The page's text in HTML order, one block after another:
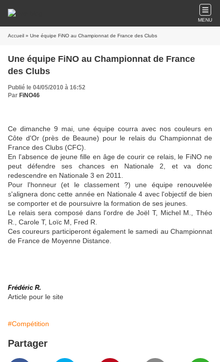
MENU
Accueil » Une équipe FiNO au Championnat de France des Clubs
Une équipe FiNO au Championnat de France
des Clubs
Publié le 04/05/2010 à 16:52
Par FiNO46
Ce dimanche 9 mai, une équipe courra avec nos couleurs en
Côte d'Or (près de Beaune) pour le relais du Championnat de
France des Clubs (CFC).
En l'absence de jeune fille en âge de courir ce relais, le FiNO ne
peut défendre ses chances en Nationale 2, et va donc
redescendre en Nationale 3 en 2011.
Pour l'honneur (et le classement ?) une équipe renouvelée
s'alignera donc cette année en Nationale 4 avec l'objectif de bien
se comporter et de poursuivre la formation de ses jeunes.
Le relais sera composé dans l'ordre de Joël T, Michel M., Théo
R., Carole T, Loïc M, Fred R.
Ces coureurs participeront également le samedi au Championnat
de France de Moyenne Distance.
Frédéric R.
Article pour le site
#Compétition
Partager